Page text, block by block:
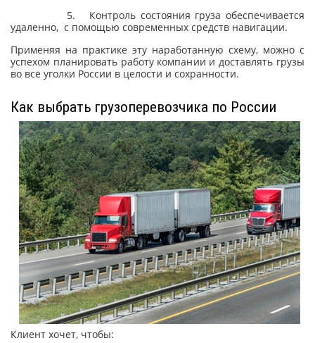
5. Контроль состояния груза обеспечивается
удаленно, с помощью современных средств навигации.
Применяя на практике эту наработанную схему, можно с
успехом планировать работу компании и доставлять грузы
во все уголки России в целости и сохранности.
Как выбрать грузоперевозчика по России
Клиент хочет, чтобы: